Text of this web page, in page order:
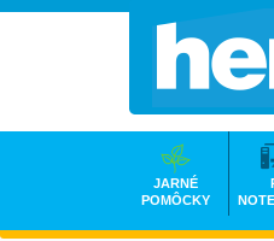
JARNÉ
POMÔCKY